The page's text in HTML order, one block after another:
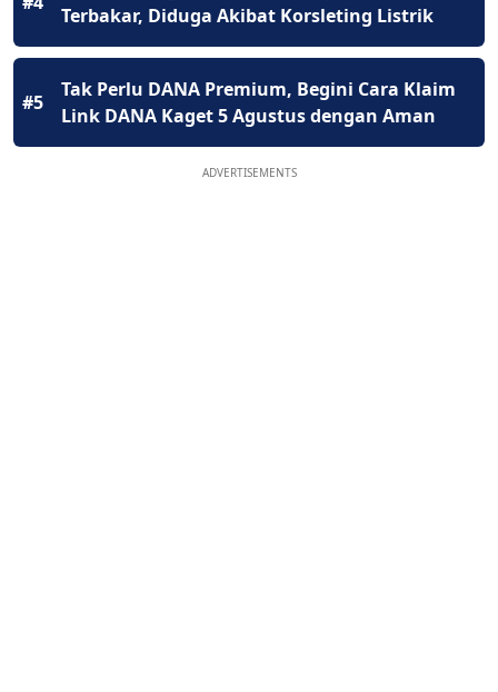
Terbakar, Diduga Akibat Korsleting Listrik
#5
Tak Perlu DANA Premium, Begini Cara Klaim
Link DANA Kaget 5 Agustus dengan Aman
ADVERTISEMENTS